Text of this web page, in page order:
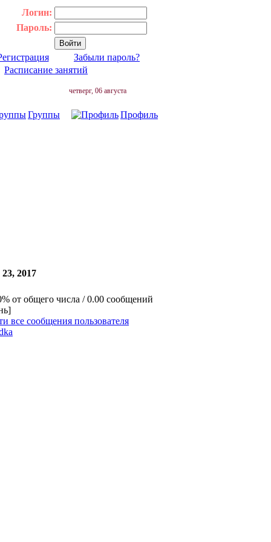
Логин:
Пароль:
Забыли пароль?
Расписание занятий
четверг, 06 августа
Группы Профиль
2017
от общего числа / 0.00 сообщений
все сообщения пользователя